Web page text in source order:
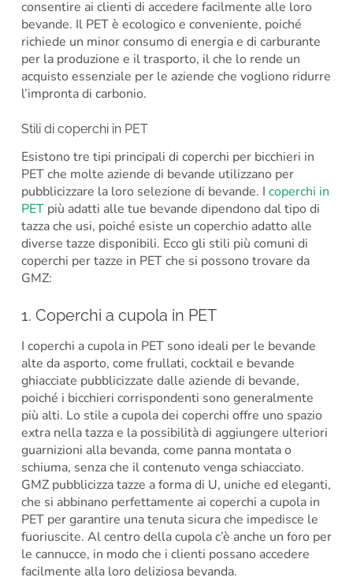
consentire ai clienti di accedere facilmente alle loro
bevande. Il PET è ecologico e conveniente, poiché
richiede un minor consumo di energia e di carburante
per la produzione e il trasporto, il che lo rende un
acquisto essenziale per le aziende che vogliono ridurre
l’impronta di carbonio.
Stili di coperchi in PET
Esistono tre tipi principali di coperchi per bicchieri in
PET che molte aziende di bevande utilizzano per
pubblicizzare la loro selezione di bevande. I coperchi in
PETpiù adatti alle tue bevande dipendono dal tipo di
tazza che usi, poiché esiste un coperchio adatto alle
diverse tazze disponibili. Ecco gli stili più comuni di
coperchi per tazze in PET che si possono trovare da
GMZ:
1. Coperchi a cupola in PET
I coperchi a cupola in PET sono ideali per le bevande
alte da asporto, come frullati, cocktail e bevande
ghiacciate pubblicizzate dalle aziende di bevande,
poiché i bicchieri corrispondenti sono generalmente
più alti. Lo stile a cupola dei coperchi offre uno spazio
extra nella tazza e la possibilità di aggiungere ulteriori
guarnizioni alla bevanda, come panna montata o
schiuma, senza che il contenuto venga schiacciato.
GMZ pubblicizza tazze a forma di U, uniche ed eleganti,
che si abbinano perfettamente ai coperchi a cupola in
PET per garantire una tenuta sicura che impedisce le
fuoriuscite. Al centro della cupola c’è anche un foro per
le cannucce, in modo che i clienti possano accedere
facilmente alla loro deliziosa bevanda.